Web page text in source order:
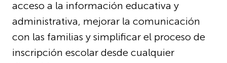
acceso a la información educativa y
administrativa, mejorar la comunicación
con las familias y simplificar el proceso de
inscripción escolar desde cualquier